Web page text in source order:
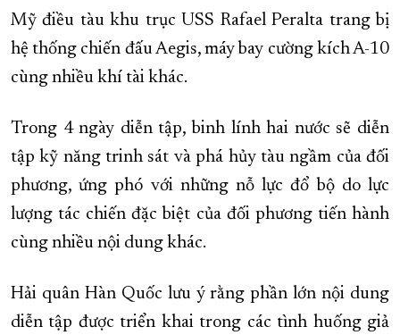
Mỹ điều tàu khu trục USS Rafael Peralta trang bị
hệ thống chiến đấu Aegis, máy bay cường kích A-10
cùng nhiều khí tài khác.
Trong 4 ngày diễn tập, binh lính hai nước sẽ diễn
tập kỹ năng trinh sát và phá hủy tàu ngầm của đối
phương, ứng phó với những nỗ lực đổ bộ do lực
lượng tác chiến đặc biệt của đối phương tiến hành
cùng nhiều nội dung khác.
Hải quân Hàn Quốc lưu ý rằng phần lớn nội dung
diễn tập được triển khai trong các tình huống giả